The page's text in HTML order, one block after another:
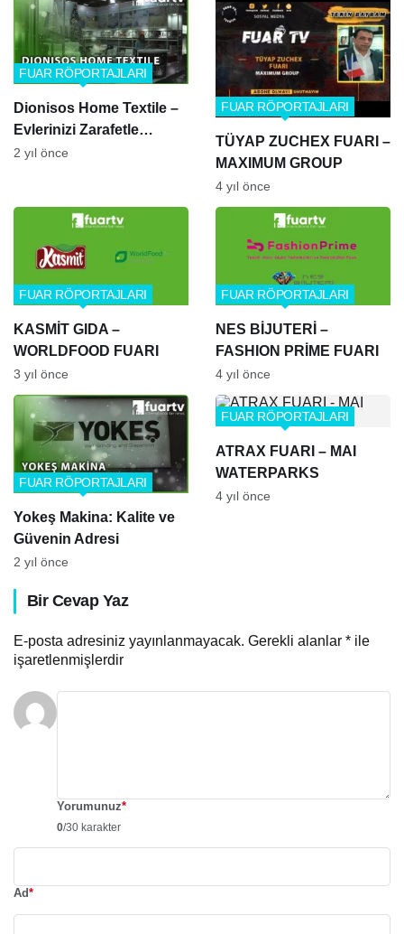
Dionisos Home Textile –
Evlerinizi Zarafetle
Donatın
FUAR RÖPORTAJLARI
2 yıl önce
TÜYAP ZUCHEX FUARI –
MAXIMUM GROUP
FUAR RÖPORTAJLARI
4 yıl önce
KASMİT GIDA –
WORLDFOOD FUARI
FUAR RÖPORTAJLARI
3 yıl önce
NES BİJUTERİ –
FASHION PRİME FUARI
FUAR RÖPORTAJLARI
4 yıl önce
Yokeş Makina: Kalite ve
Güvenin Adresi
FUAR RÖPORTAJLARI
2 yıl önce
ATRAX FUARI – MAI
WATERPARKS
FUAR RÖPORTAJLARI
4 yıl önce
Bir Cevap Yaz
E-posta adresiniz yayınlanmayacak. Gerekli alanlar * ile
işaretlenmişlerdir
Yorumunuz*
0/30 karakter
Ad*